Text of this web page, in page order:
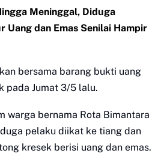
Meninggal, Diduga
Uang dan Emas Senilai Hampir
bersama barang bukti uang
pada Jumat 3/5 lalu.
warga bernama Rota Bimantara
pelaku diikat ke tiang dan
kresek berisi uang dan emas.